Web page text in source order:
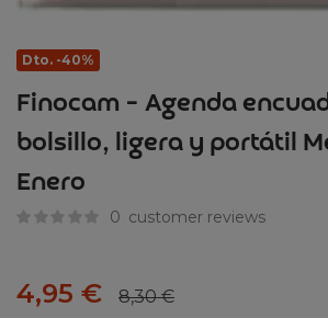
Finocam – Agenda
bolsillo, ligera y portátil
Enero
Dto. -40%
0 customer reviews
4,95 € 8,30€